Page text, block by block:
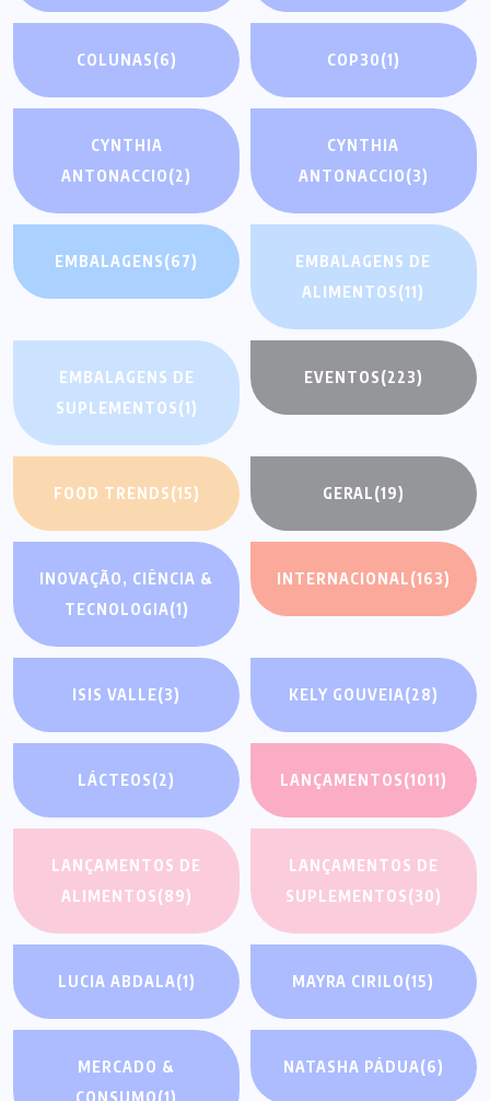
COLUNAS(6) COP30(1)
CYNTHIA
ANTONACCIO(2)
CYNTHIA
ANTONACCIO(3)
EMBALAGENS(67)
EMBALAGENS DE
ALIMENTOS(11)
EMBALAGENS DE
SUPLEMENTOS(1)
EVENTOS(223)
FOOD TRENDS(15) GERAL(19)
INOVAÇÃO, CIÊNCIA &
TECNOLOGIA(1)
INTERNACIONAL(163)
ISIS VALLE(3) KELY GOUVEIA(28)
LÁCTEOS(2) LANÇAMENTOS(1011)
LANÇAMENTOS DE
ALIMENTOS(89)
LANÇAMENTOS DE
SUPLEMENTOS(30)
LUCIA ABDALA(1) MAYRA CIRILO(15)
MERCADO &
CONSUMO(1)
NATASHA PÁDUA(6)